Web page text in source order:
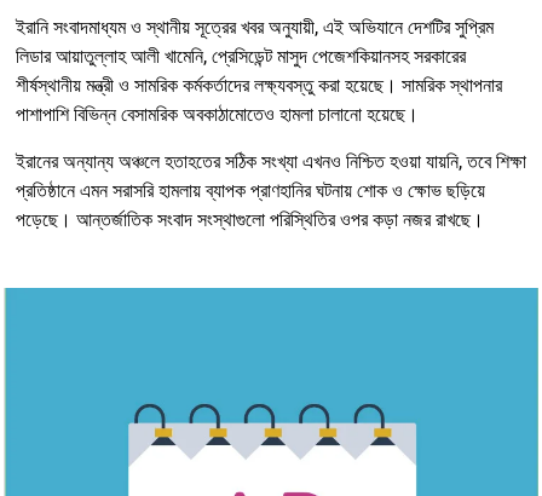
ইরানি সংবাদমাধ্যম ও স্থানীয় সূত্রের খবর অনুযায়ী, এই অভিযানে দেশটির সুপ্রিম
লিডার আয়াতুল্লাহ আলী খামেনি, প্রেসিডেন্ট মাসুদ পেজেশকিয়ানসহ সরকারের
শীর্ষস্থানীয় মন্ত্রী ও সামরিক কর্মকর্তাদের লক্ষ্যবস্তু করা হয়েছে। সামরিক স্থাপনার
পাশাপাশি বিভিন্ন বেসামরিক অবকাঠামোতেও হামলা চালানো হয়েছে।
ইরানের অন্যান্য অঞ্চলে হতাহতের সঠিক সংখ্যা এখনও নিশ্চিত হওয়া যায়নি, তবে শিক্ষা
প্রতিষ্ঠানে এমন সরাসরি হামলায় ব্যাপক প্রাণহানির ঘটনায় শোক ও ক্ষোভ ছড়িয়ে
পড়েছে। আন্তর্জাতিক সংবাদ সংস্থাগুলো পরিস্থিতির ওপর কড়া নজর রাখছে।